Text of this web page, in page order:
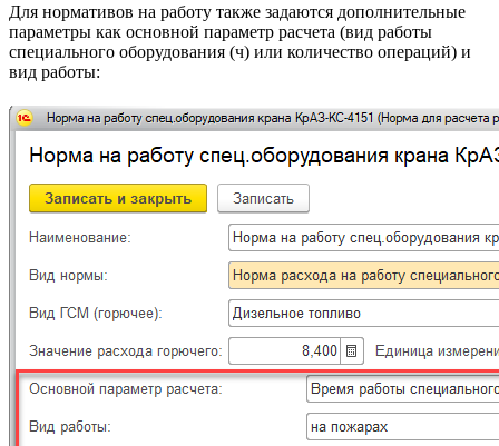
Для нормативов на работу также задаются дополнительные
параметры как основной параметр расчета (вид работы
специального оборудования (ч) или количество операций) и
вид работы: